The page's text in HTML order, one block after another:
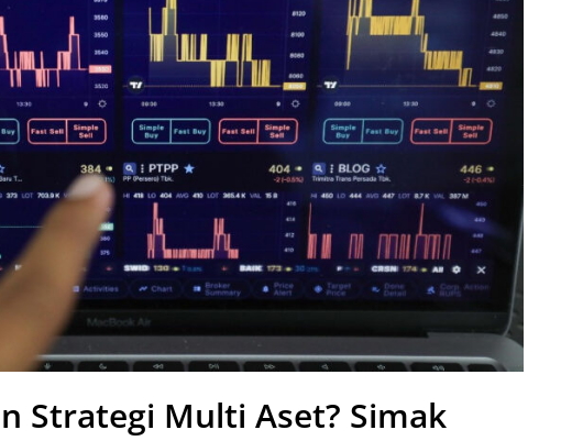
Strategi Multi Aset? Simak